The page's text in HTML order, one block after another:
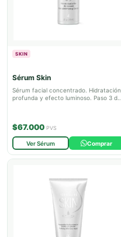
SKIN
Sérum Skin
Sérum facial concentrado. Hidratación
profunda y efecto luminoso. Paso 3 de
$67.000 PVS
Ver Sérum Comprar